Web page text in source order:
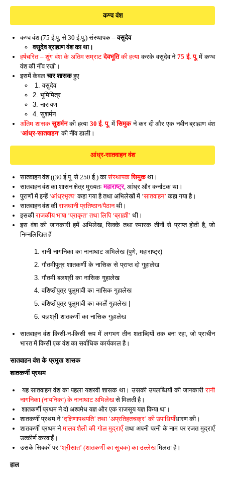
कण्व वंश
कण्व वंश (75 ई.पू. से 30 ई.पू.)संस्थापक –वसुदेव
वसुदेव ब्राह्मण वंश का था।
हर्षचरित –शुंग वंश के अंतिम सम्राटदेवभूतिकी हत्या करके वसुदेव ने75 ई. पू.में कण्व
वंश की नींव रखी।
इसमें केवलचार शासकहुए
1. वसुदेव
2. भूमिमित्र
3. नारायण
4. सुशर्मन
अंतिम शासकसुशर्मनकी हत्या30 ई. पू. मेंसिमुकने कर दी और एक नवीन ब्राह्मण वंश
‘आंध्र-सातवाहन‘ की नींव डाली।
आंध्र-सातवाहन वंश
सातवाहन वंश ((30 ई.पू. से 250 ई.) कासंस्थापकसिमुकथा।
सातवाहन वंश का शासन क्षेत्र मुख्यतःमहाराष्ट्र, आंध्र और कर्नाटक था।
पुराणों में इन्हें ‘आंध्रभृत्य’ कहा गया है तथा अभिलेखों में ‘सातवाहन’ कहा गया है।
सातवाहन वंश कीराजधानी प्रतिष्ठान/पैठानथी।
इसकीराजकीय भाषा ‘प्राकृत’ तथा लिपि ‘ब्राह्मी’ थी।
इस वंश की जानकारी हमें अभिलेख, सिक्के तथा स्मारक तीनों से प्राप्त होती है, जो
निम्नलिखित हैं
1. रानी नागनिका का नानाघाट अभिलेख (पुणे, महाराष्ट्र)
2. गौतमीपुत्र शातकर्णी के नासिक से प्राप्त दो गुहालेख
3. गौतमी बलश्री का नासिक गुहालेख
4. वशिष्ठीपुत्र पुलुमावी का नासिक गुहालेख
5. वशिष्ठीपुत्र पुलुमावी का कार्ले गुहालेख |
6. यज्ञश्री शातकर्णी का नासिक गुहालेख
सातवाहन वंश किसी-न-किसी रूप में लगभग तीन शताब्दियों तक बना रहा, जो प्राचीन
भारत में किसी एक वंश का सर्वाधिक कार्यकाल है।
सातवाहन वंश के प्रमुख शासक
शातकर्णी प्रथम
यह सातवाहन वंश का पहला यशस्वी शासक था। उसकी उपलब्धियों की जानकारीरानी
नागनिका (नायनिका) के नानाघाट अभिलेखसे मिलती है।
शातकर्णी प्रथम ने दो अश्वमेध यज्ञ और एक राजसूय यज्ञ किया था।
शातकर्णी प्रथम ने ‘दक्षिणापथपति’ तथा ‘अप्रतिहतचक्र’ की उपाधियाँधारण की।
शातकर्णी प्रथम नेमालव शैली की गोल मुद्राएँतथा अपनी पत्नी के नाम पर रजत मुद्राएँ
उत्कीर्ण करवाईं।
उसके सिक्कों पर ‘श्रीसात’ (शातकर्णी का सूचक) का उल्लेखमिलता है।
हाल